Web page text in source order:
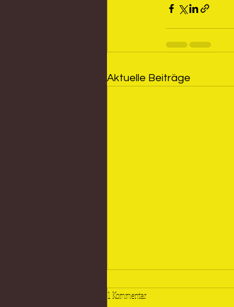
Aktuelle Beiträge
1 Kommentar